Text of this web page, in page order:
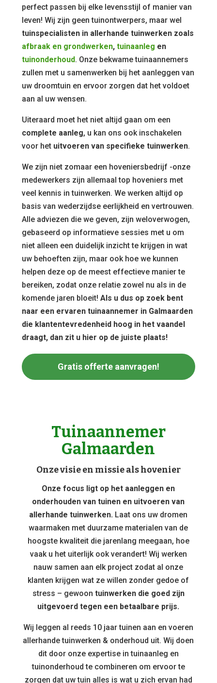
perfect passen bij elke levensstijl of manier van
leven! Wij zijn geen tuinontwerpers, maar wel
tuinspecialisten in allerhande tuinwerken zoals
afbraak en grondwerken, tuinaanleg en
tuinonderhoud. Onze bekwame tuinaannemers
zullen met u samenwerken bij het aanleggen van
uw droomtuin en ervoor zorgen dat het voldoet
aan al uw wensen.
Uiteraard moet het niet altijd gaan om een
complete aanleg, u kan ons ook inschakelen
voor het uitvoeren van specifieke tuinwerken.
We zijn niet zomaar een hoveniersbedrijf -onze
medewerkers zijn allemaal top hoveniers met
veel kennis in tuinwerken. We werken altijd op
basis van wederzijdse eerlijkheid en vertrouwen.
Alle adviezen die we geven, zijn weloverwogen,
gebaseerd op informatieve sessies met u om
niet alleen een duidelijk inzicht te krijgen in wat
uw behoeften zijn, maar ook hoe we kunnen
helpen deze op de meest effectieve manier te
bereiken, zodat onze relatie zowel nu als in de
komende jaren bloeit! Als u dus op zoek bent
naar een ervaren tuinaannemer in Galmaarden
die klantentevredenheid hoog in het vaandel
draagt, dan zit u hier op de juiste plaats!
Gratis offerte aanvragen!
Tuinaannemer
Galmaarden
Onze visie en missie als hovenier
Onze focus ligt op het aanleggen en
onderhouden van tuinen en uitvoeren van
allerhande tuinwerken. Laat ons uw dromen
waarmaken met duurzame materialen van de
hoogste kwaliteit die jarenlang meegaan, hoe
vaak u het uiterlijk ook verandert! Wij werken
nauw samen aan elk project zodat al onze
klanten krijgen wat ze willen zonder gedoe of
stress – gewoon tuinwerken die goed zijn
uitgevoerd tegen een betaalbare prijs.
Wij leggen al reeds 10 jaar tuinen aan en voeren
allerhande tuinwerken & onderhoud uit. Wij doen
dit door onze expertise in tuinaanleg en
tuinonderhoud te combineren om ervoor te
zorgen dat uw tuin alles is wat u zich ervan had